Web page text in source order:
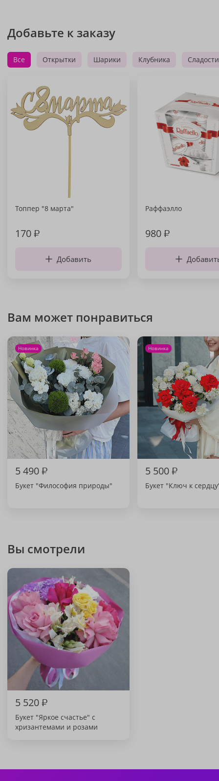
Добавьте к заказу
Все Открытки Шарики Клубника Сладости
Топпер "8 марта"
170₽
Добавить
Раффаэлло
980₽
Вам может понравиться
Новинка
5 490₽
Букет "Философия природы"
Новинка
5 500₽
Букет "Ключ к
Вы смотрели
5 520₽
Букет "Яркое счастье" с
хризантемами и розами